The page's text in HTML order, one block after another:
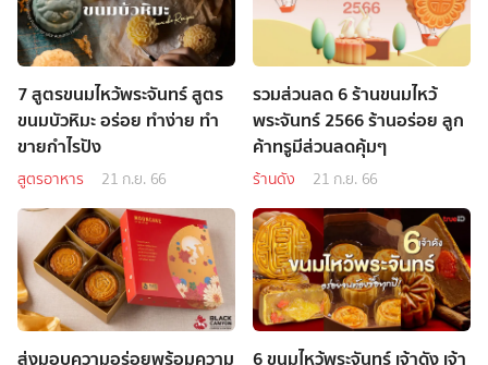
7 สูตรขนมไหว้พระจันทร์ สูตร
ขนมบัวหิมะ อร่อย ทำง่าย ทำ
ขายกำไรปัง
สูตรอาหาร 21 ก.ย. 66
รวมส่วนลด 6 ร้านขนมไหว้
พระจันทร์ 2566 ร้านอร่อย ลูก
ค้าทรูมีส่วนลดคุ้มๆ
ร้านดัง 21 ก.ย. 66
ส่งมอบความอร่อยพร้อมความ
6 ขนมไหว้พระจันทร์ เจ้าดัง เจ้า